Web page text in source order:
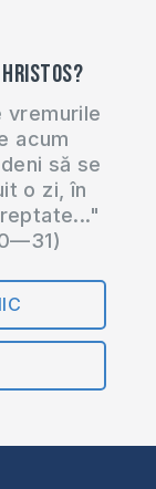
vremurile
acum
să se
o zi, în